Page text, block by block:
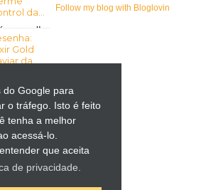
do Google para
o tráfego. Isto é feito
tenha a melhor
acessá-lo.
que aceita
de privacidade.
da...
pessoal!
Espero
Gold
da
pessoal!
bem
sim! ...
Vichy
Kutiz...
Follow my blog with Bloglovin